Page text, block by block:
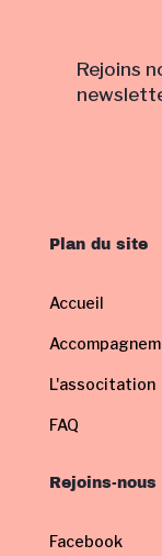
Rejoins
Plan du site
Accueil
L'associtation
FAQ
Rejoins-
Facebook